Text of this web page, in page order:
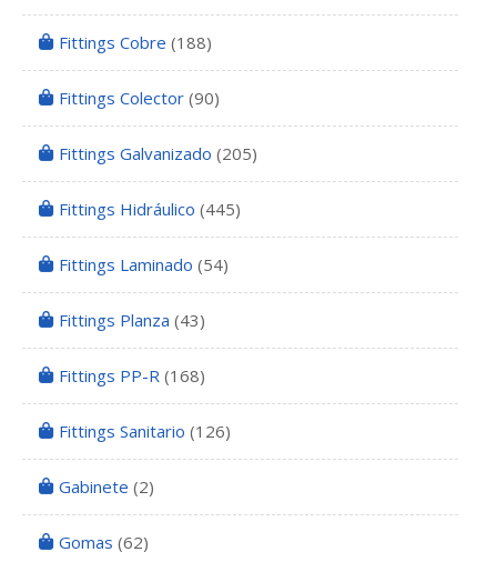
Fittings Cobre (188)
Fittings Colector (90)
Fittings Galvanizado (205)
Fittings Hidráulico (445)
Fittings Laminado (54)
Fittings Planza (43)
Fittings PP-R (168)
Fittings Sanitario (126)
Gabinete (2)
Gomas (62)